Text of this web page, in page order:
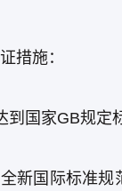
措施：
国家GB规定
新国际标准